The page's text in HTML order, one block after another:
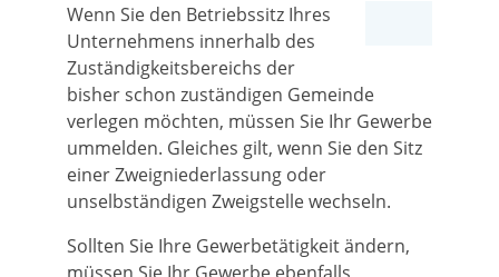
Wenn Sie den Betriebssitz Ihres
Unternehmens innerhalb des
Zuständigkeitsbereichs der
bisher schon zuständigen Gemeinde
verlegen möchten, müssen Sie Ihr Gewerbe
ummelden. Gleiches gilt, wenn Sie den Sitz
einer Zweigniederlassung oder
unselbständigen Zweigstelle wechseln.
Sollten Sie Ihre Gewerbetätigkeit ändern,